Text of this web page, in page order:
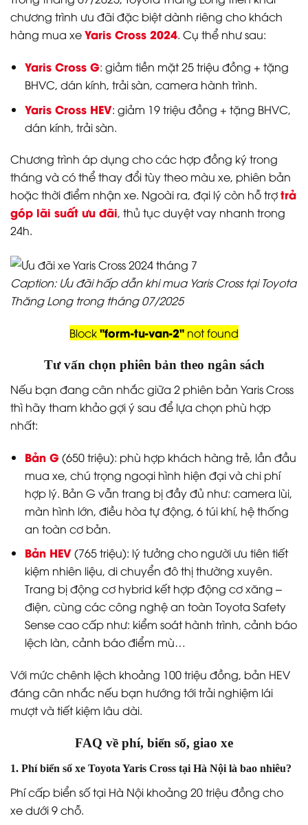
chương trình ưu đãi đặc biệt dành riêng cho khách
hàng mua xeYaris Cross 2024. Cụ thể như sau:
Yaris Cross G: giảm tiền mặt 25 triệu đồng + tặng
BHVC, dán kính, trải sàn, camera hành trình.
Yaris Cross HEV: giảm 19 triệu đồng + tặng BHVC,
dán kính, trải sàn.
Chương trình áp dụng cho các hợp đồng ký trong
tháng và có thể thay đổi tùy theo màu xe, phiên bản
hoặc thời điểm nhận xe. Ngoài ra, đại lý còn hỗ trợtrả
góp lãi suất ưu đãi, thủ tục duyệt vay nhanh trong
24h.
Caption: Ưu đãi hấp dẫn khi mua Yaris Cross tại Toyota
Thăng Long trong tháng 07/2025
Block"form-tu-van-2" not found
Tư vấn chọn phiên bản theo ngân sách
Nếu bạn đang cân nhắc giữa 2 phiên bản Yaris Cross
thì hãy tham khảo gợi ý sau để lựa chọn phù hợp
nhất:
Bản G(650 triệu): phù hợp khách hàng trẻ, lần đầu
mua xe, chú trọng ngoại hình hiện đại và chi phí
hợp lý. Bản G vẫn trang bị đầy đủ như: camera lùi,
màn hình lớn, điều hòa tự động, 6 túi khí, hệ thống
an toàn cơ bản.
Bản HEV(765 triệu): lý tưởng cho người ưu tiên tiết
kiệm nhiên liệu, di chuyển đô thị thường xuyên.
Trang bị động cơ hybrid kết hợp động cơ xăng –
điện, cùng các công nghệ an toàn Toyota Safety
Sense cao cấp như: kiểm soát hành trình, cảnh báo
lệch làn, cảnh báo điểm mù…
Với mức chênh lệch khoảng 100 triệu đồng, bản HEV
đáng cân nhắc nếu bạn hướng tới trải nghiệm lái
mượt và tiết kiệm lâu dài.
FAQ về phí, biển số, giao xe
1. Phí biển số xe Toyota Yaris Cross tại Hà Nội là bao nhiêu?
Phí cấp biển số tại Hà Nội khoảng 20 triệu đồng cho
xe dưới 9 chỗ.